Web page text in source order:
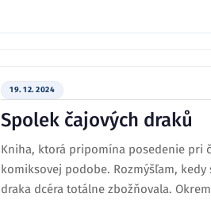
19. 12. 2024
Spolek čajových draků
Kniha, ktorá pripomína posedenie pri
komiksovej podobe. Rozmýšľam,
draka dcéra totálne zbožňovala.